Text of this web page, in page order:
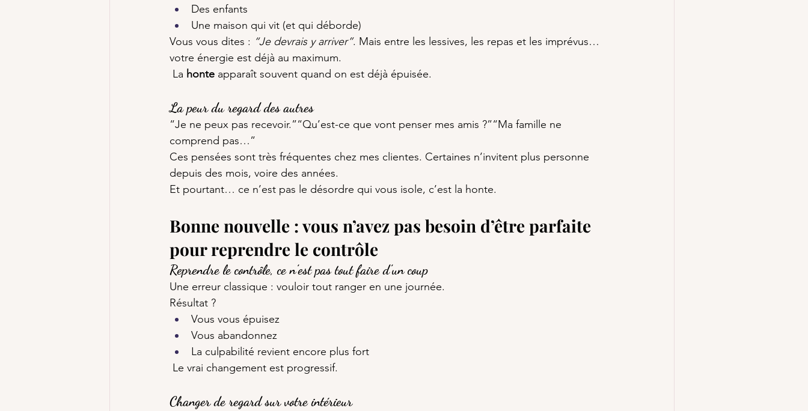
Des enfants
Une maison qui vit (et qui déborde)
Vous vous dites : “Je devrais y arriver”. Mais entre les lessives, les repas et les imprévus…
votre énergie est déjà au maximum.
La honte apparaît souvent quand on est déjà épuisée.
La peur du regard des autres
“Je ne peux pas recevoir.”“Qu’est-ce que vont penser mes amis ?”“Ma famille ne
comprend pas…”
Ces pensées sont très fréquentes chez mes clientes. Certaines n’invitent plus personne
depuis des mois, voire des années.
Et pourtant… ce n’est pas le désordre qui vous isole, c’est la honte.
Bonne nouvelle : vous n’avez pas besoin d’être parfaite
pour reprendre le contrôle
Reprendre le contrôle, ce n’est pas tout faire d’un coup
Une erreur classique : vouloir tout ranger en une journée.
Résultat ?
Vous vous épuisez
Vous abandonnez
La culpabilité revient encore plus fort
Le vrai changement est progressif.
Changer de regard sur votre intérieur